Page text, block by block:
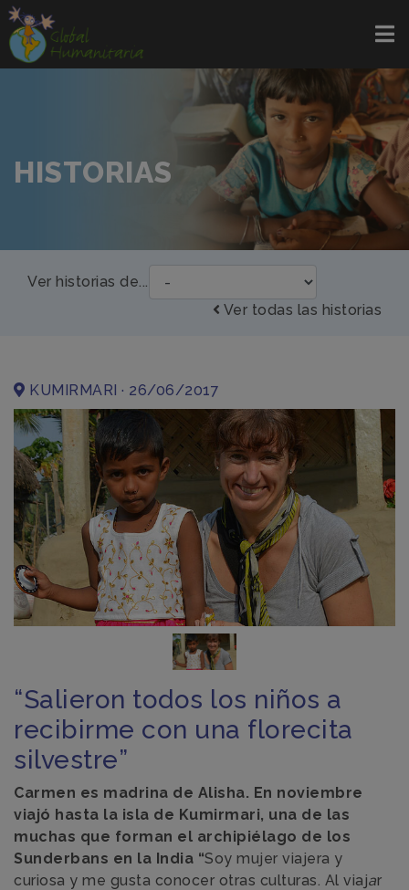
HISTORIAS
Ver historias de...
Ver todas las historias
KUMIRMARI · 26/06/2017
“Salieron todos los niños a
recibirme con una florecita
silvestre”
Carmen es madrina de Alisha. En noviembre
viajó hasta la isla de Kumirmari, una de las
muchas que forman el archipiélago de los
Sunderbans en la India “Soy mujer viajera y
curiosa y me gusta conocer otras culturas. Al viajar